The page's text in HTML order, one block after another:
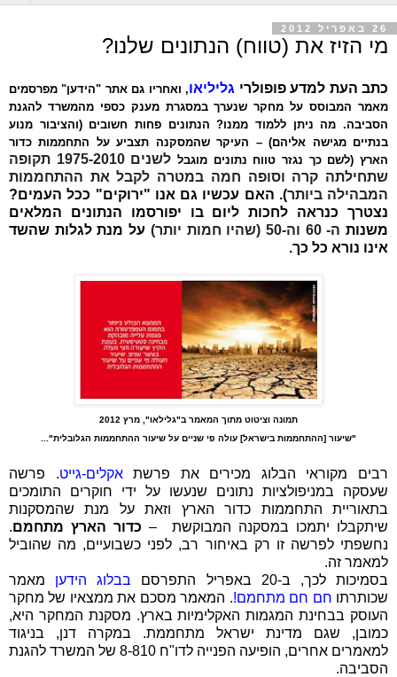
26 באפריל 2012
מי הזיז את (טווח) הנתונים שלנו?
כתב העת למדע פופולרי גליליאו, ואחריו גם אתר "הידען" מפרסמים
מאמר המבוסס על מחקר שנערך במסגרת מענק כספי מהמשרד להגנת
הסביבה. מה ניתן ללמוד ממנו? הנתונים פחות חשובים (והציבור מנוע
בנתיים מגישה אליהם) – העיקר שהמסקנה תצביע על התחממות כדור
הארץ (לשם כך נגזר טווח נתונים מוגבל
לשנים 1975-2010 תקופה
שתחילתה קרה וסופה חמה במטרה לקבל את ההתחממות
המבהילה ביותר). האם עכשיו גם אנו "ירוקים" ככל העמים?
נצטרך כנראה לחכות ליום בו יפורסמו הנתונים המלאים
משנותה- 60 וה-50 (שהיו חמות יותר) על מנת לגלות שהשד
אינו נורא כל כך.
תמונה וציטוט מתוך המאמר ב"גלילאו", מרץ 2012
"שיעור [ההתחממות בישראל] עולה פי שניים על שיעור ההתחממות הגלובלית"...
רבים מקוראי הבלוג מכירים את פרשתאקלים-גייט. פרשה
שעסקה במניפולציות נתונים שנעשו על ידי חוקרים התומכים
בתאוריית התחממות כדור הארץ וזאת על מנת שהמסקנות
שיתקבלו יתמכו במסקנה המבוקשת – כדור הארץ מתחמם.
נחשפתי לפרשה זו רק באיחור רב, לפני כשבועיים, מה שהוביל
למאמר זה.
בסמיכות לכך, ב-20 באפריל התפרסם
בבלוג הידען
מאמר
שכותרתו חם חם מתחמם!. המאמר מסכם את ממצאיו של מחקר
העוסק בבחינת המגמות האקלימיות בארץ. מסקנת המחקר היא,
כמובן, שגם מדינת ישראל מתחממת. במקרה דנן, בניגוד
למאמרים אחרים, הופיעה הפנייה לדו"ח 8-810 של המשרד להגנת
הסביבה.